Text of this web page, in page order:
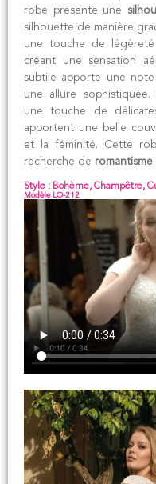
robe présente une
silhouette de manière
une touche de
créant une sensation
subtile apporte une
une allure
une touche de
apportent une belle
et la féminité. Cette
recherche de romantisme
Style : Bohème, Champêtre,
Modèle LO-212